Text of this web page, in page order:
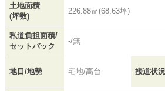
土地面積
(坪数)
226.88㎡(68.63坪)
私道負担面積/
セットバック
-/無
地目/地勢 宅地/高台 接道状況